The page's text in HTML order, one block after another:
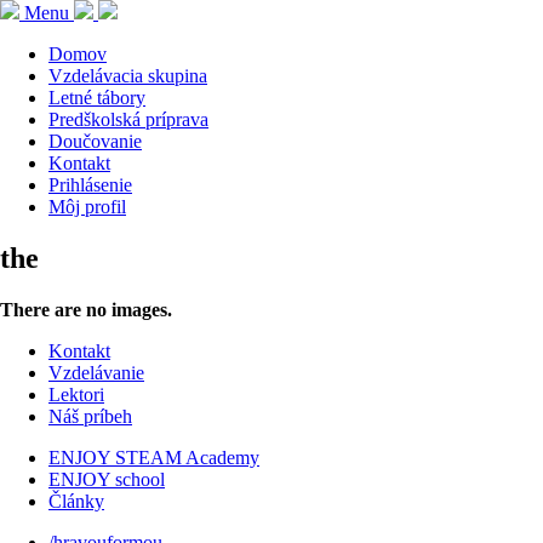
Menu
Domov
Vzdelávacia skupina
Letné tábory
Predškolská príprava
Doučovanie
Kontakt
Prihlásenie
Môj profil
the
There are no images.
Kontakt
Vzdelávanie
Lektori
Náš príbeh
ENJOY STEAM Academy
ENJOY school
Články